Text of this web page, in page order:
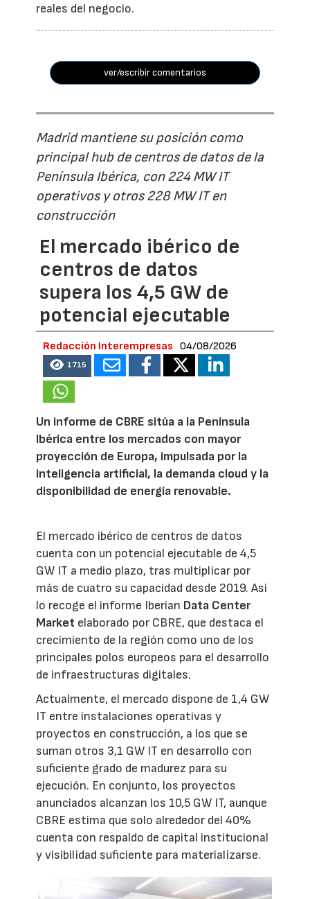
reales del negocio.
ver/escribir comentarios
Madrid mantiene su posición como
principal hub de centros de datos de la
Península Ibérica, con 224 MW IT
operativos y otros 228 MW IT en
construcción
El mercado ibérico de
centros de datos
supera los 4,5 GW de
potencial ejecutable
Redacción Interempresas 04/08/2026
1715
Un informe de CBRE sitúa a la Península
Ibérica entre los mercados con mayor
proyección de Europa, impulsada por la
inteligencia artificial, la demanda cloud y la
disponibilidad de energía renovable.
El mercado ibérico de centros de datos
cuenta con un potencial ejecutable de 4,5
GW IT a medio plazo, tras multiplicar por
más de cuatro su capacidad desde 2019. Así
lo recoge el informe Iberian Data Center
Market elaborado por CBRE, que destaca el
crecimiento de la región como uno de los
principales polos europeos para el desarrollo
de infraestructuras digitales.
Actualmente, el mercado dispone de 1,4 GW
IT entre instalaciones operativas y
proyectos en construcción, a los que se
suman otros 3,1 GW IT en desarrollo con
suficiente grado de madurez para su
ejecución. En conjunto, los proyectos
anunciados alcanzan los 10,5 GW IT, aunque
CBRE estima que solo alrededor del 40%
cuenta con respaldo de capital institucional
y visibilidad suficiente para materializarse.